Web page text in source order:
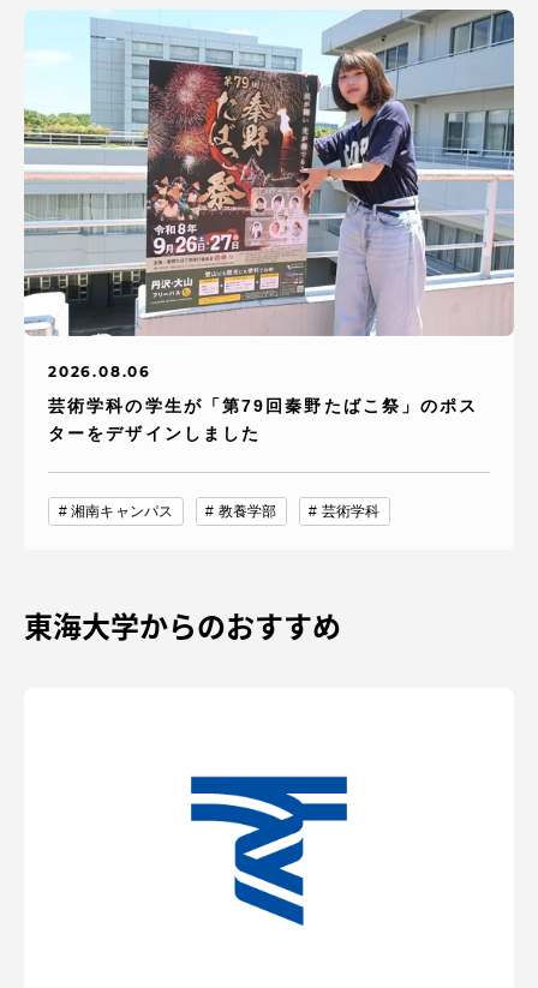
2026.08.06
芸術学科の学生が「第79回秦野たばこ祭」のポス
ターをデザインしました
湘南キャンパス 教養学部 芸術学科
東海大学からのおすすめ